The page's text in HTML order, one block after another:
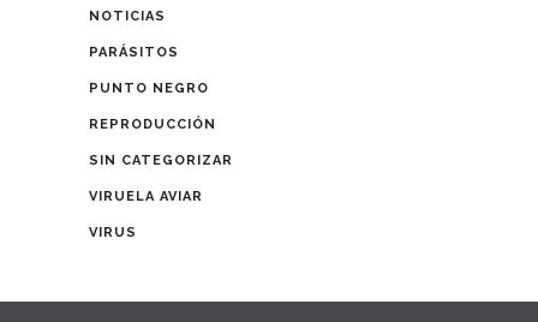
NOTICIAS
PARÁSITOS
PUNTO NEGRO
REPRODUCCIÓN
SIN CATEGORIZAR
VIRUELA AVIAR
VIRUS